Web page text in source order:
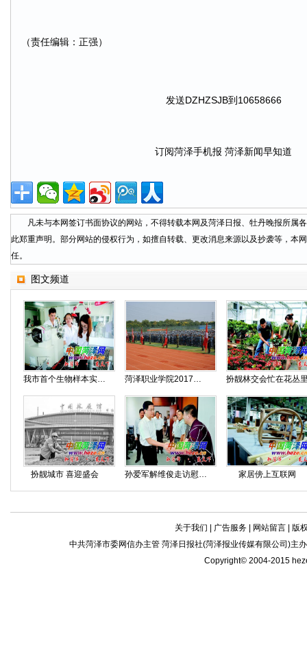
（责任编辑：正强）
发送DZHZSJB到10658666
订阅菏泽手机报 菏泽新闻早知道
凡未与本网签订书面协议的网站，不得转载本网及菏泽日报、牡丹晚报所属
此郑重声明。部分网站的侵权行为，如擅自转载、更改消息来源以及抄袭等，本
任。
图文频道
我市首个生物样本实验室即将投入使用 菏泽职业学院2017级新生开学典礼暨军训动员大会隆重举行 扮靓林交会忙在花丛
扮靓城市 喜迎盛会 孙爱军解维俊走访慰问教师代表 家居傍上互联网
关于我们 广告服务| 网站留言| 版
中共菏泽市委网信办主管 菏泽日报社(菏泽报业传媒有限公司)主
Copyright© 2004-2015